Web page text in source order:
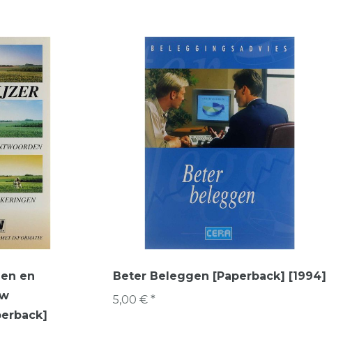
en
Beter Beleggen [Paperback] [1994]
5,00 € *